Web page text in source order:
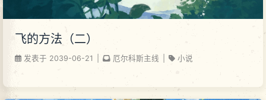
飞的方法（二）
发表于 2039-06-21 厄尔科斯主线 小说